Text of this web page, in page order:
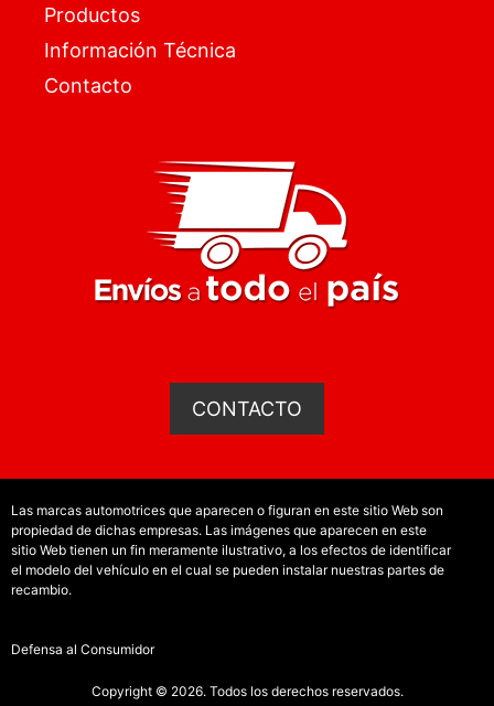
Productos
Información Técnica
Contacto
CONTACTO
Las marcas automotrices que aparecen o figuran en este sitio Web son
propiedad de dichas empresas. Las imágenes que aparecen en este
sitio Web tienen un fin meramente ilustrativo, a los efectos de identificar
el modelo del vehículo en el cual se pueden instalar nuestras partes de
recambio.
Defensa al Consumidor
Copyright © 2026. Todos los derechos reservados.